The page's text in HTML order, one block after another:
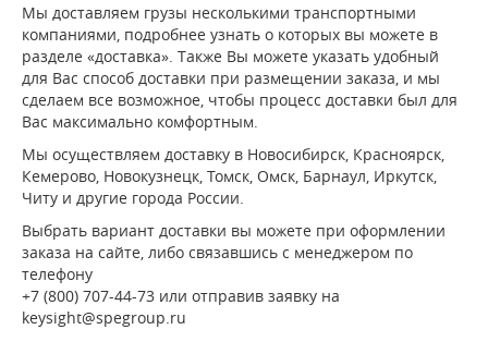
Мы доставляем грузы несколькими транспортными
компаниями, подробнее узнать о которых вы можете в
разделе «доставка». Также Вы можете указать удобный
для Вас способ доставки при размещении заказа, и мы
сделаем все возможное, чтобы процесс доставки был для
Вас максимально комфортным.
Мы осуществляем доставку в Новосибирск, Красноярск,
Кемерово, Новокузнецк, Томск, Омск, Барнаул, Иркутск,
Читу и другие города России.
Выбрать вариант доставки вы можете при оформлении
заказа на сайте, либо связавшись с менеджером по
телефону
+7 (800) 707-44-73 или отправив заявку на
keysight@spegroup.ru